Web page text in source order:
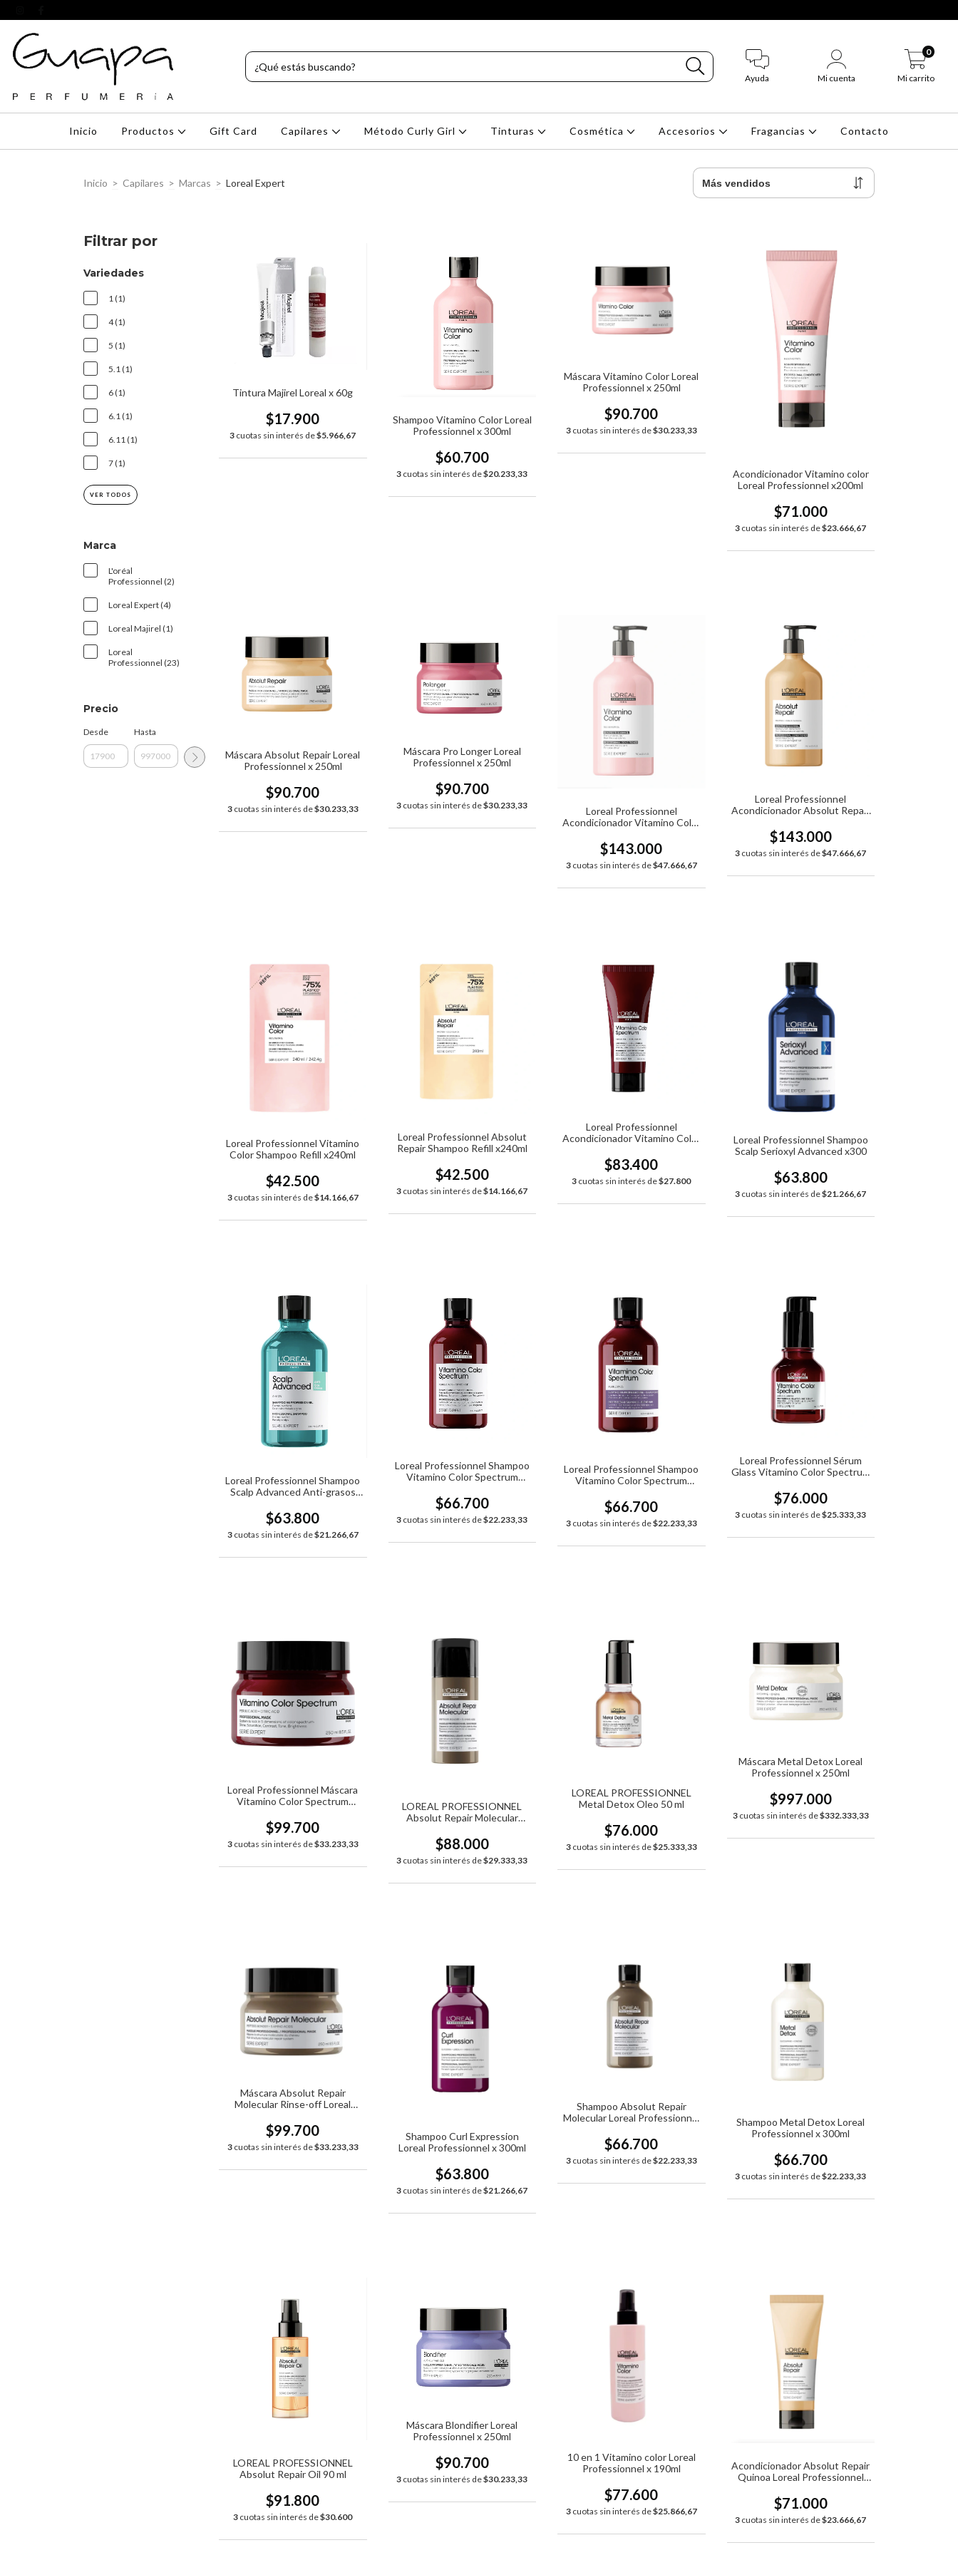
Ayuda Mi cuenta Mi carrito
0
Inicio Productos Gift Card Capilares Método Curly Girl Tinturas Cosmética Accesorios Fragancias Contacto
Inicio > Capilares > Marcas > Loreal Expert
Filtrar por
Variedades
1 (1)
4 (1)
5 (1)
5.1 (1)
6 (1)
6.1 (1)
6.11 (1)
7 (1)
VER TODOS
Marca
L'oréal
Professionnel (2)
Loreal Expert (4)
Loreal Majirel (1)
Loreal
Professionnel (23)
Precio
Desde Hasta
Tintura Majirel Loreal x 60g
$17.900
3 cuotas sin interés de$5.966,67
Shampoo Vitamino Color Loreal
Professionnel x 300ml
$60.700
3 cuotas sin interés de$20.233,33
Máscara Vitamino Color Loreal
Professionnel x 250ml
$90.700
3 cuotas sin interés de$30.233,33
Acondicionador Vitamino color
Loreal Professionnel x200ml
$71.000
3 cuotas sin interés de$23.666,67
Máscara Absolut Repair Loreal
Professionnel x 250ml
$90.700
3 cuotas sin interés de$30.233,33
Máscara Pro Longer Loreal
Professionnel x 250ml
$90.700
3 cuotas sin interés de$30.233,33
Loreal Professionnel
Acondicionador Vitamino Color
$143.000
3 cuotas sin interés de$47.666,67
Loreal Professionnel
Acondicionador Absolut Repair
$143.000
3 cuotas sin interés de$47.666,67
Loreal Professionnel Vitamino
Color Shampoo Refill x240ml
$42.500
3 cuotas sin interés de$14.166,67
Loreal Professionnel Absolut
Repair Shampoo Refill x240ml
$42.500
3 cuotas sin interés de$14.166,67
Loreal Professionnel
Acondicionador Vitamino Color
$83.400
3 cuotas sin interés de$27.800
Loreal Professionnel Shampoo
Scalp Serioxyl Advanced x300
$63.800
3 cuotas sin interés de$21.266,67
Loreal Professionnel Shampoo
Scalp Advanced Anti-grasos
$63.800
3 cuotas sin interés de$21.266,67
Loreal Professionnel Shampoo
Vitamino Color Spectrum
$66.700
3 cuotas sin interés de$22.233,33
Loreal Professionnel Shampoo
Vitamino Color Spectrum
$66.700
3 cuotas sin interés de$22.233,33
Loreal Professionnel Sérum
Glass Vitamino Color Spectrum
$76.000
3 cuotas sin interés de$25.333,33
Loreal Professionnel Máscara
Vitamino Color Spectrum
$99.700
3 cuotas sin interés de$33.233,33
LOREAL PROFESSIONNEL
Absolut Repair Molecular
$88.000
3 cuotas sin interés de$29.333,33
LOREAL PROFESSIONNEL
Metal Detox Oleo 50 ml
$76.000
3 cuotas sin interés de$25.333,33
Máscara Metal Detox Loreal
Professionnel x 250ml
$997.000
3 cuotas sin interés de$332.333,33
Máscara Absolut Repair
Molecular Rinse-off Loreal
$99.700
3 cuotas sin interés de$33.233,33
Shampoo Curl Expression
Loreal Professionnel x 300ml
$63.800
3 cuotas sin interés de$21.266,67
Shampoo Absolut Repair
Molecular Loreal Professionnel
$66.700
3 cuotas sin interés de$22.233,33
Shampoo Metal Detox Loreal
Professionnel x 300ml
$66.700
3 cuotas sin interés de$22.233,33
LOREAL PROFESSIONNEL
Absolut Repair Oil 90 ml
$91.800
3 cuotas sin interés de$30.600
Máscara Blondifier Loreal
Professionnel x 250ml
$90.700
3 cuotas sin interés de$30.233,33
10 en 1 Vitamino color Loreal
Professionnel x 190ml
$77.600
3 cuotas sin interés de$25.866,67
Acondicionador Absolut Repair
Quinoa Loreal Professionnel
$71.000
3 cuotas sin interés de$23.666,67